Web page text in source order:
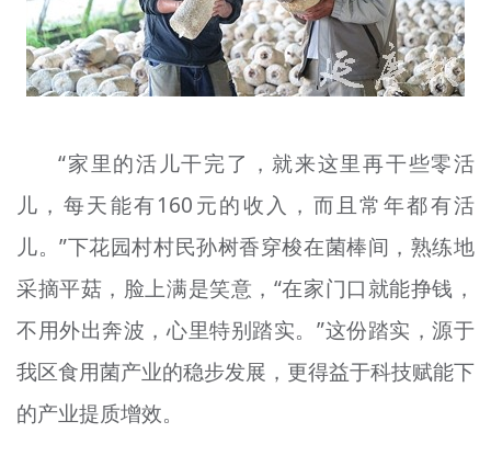
“家里的活儿干完了，就来这里再干些零活
儿，每天能有160元的收入，而且常年都有活
儿。”下花园村村民孙树香穿梭在菌棒间，熟练地
采摘平菇，脸上满是笑意，“在家门口就能挣钱，
不用外出奔波，心里特别踏实。”这份踏实，源于
我区食用菌产业的稳步发展，更得益于科技赋能下
的产业提质增效。